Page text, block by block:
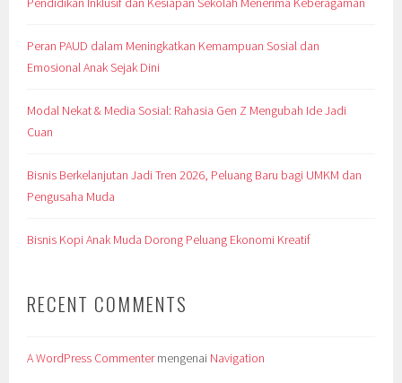
Peran PAUD dalam Meningkatkan Kemampuan Sosial dan
Emosional Anak Sejak Dini
Modal Nekat & Media Sosial: Rahasia Gen Z Mengubah Ide Jadi
Cuan
Bisnis Berkelanjutan Jadi Tren 2026, Peluang Baru bagi UMKM dan
Pengusaha Muda
Bisnis Kopi Anak Muda Dorong Peluang Ekonomi Kreatif
RECENT COMMENTS
A WordPress Commentermengenai Navigation